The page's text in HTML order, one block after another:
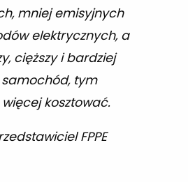
mniej emisyjnych
elektrycznych, a
cięższy i bardziej
tym
kosztować.
FPPE